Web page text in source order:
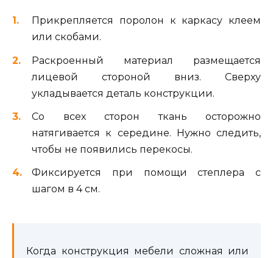
Прикрепляется поролон к каркасу клеем
или скобами.
Раскроенный материал размещается
лицевой стороной вниз. Сверху
укладывается деталь конструкции.
Со всех сторон ткань осторожно
натягивается к середине. Нужно следить,
чтобы не появились перекосы.
Фиксируется при помощи степлера с
шагом в 4 см.
Когда конструкция мебели сложная или